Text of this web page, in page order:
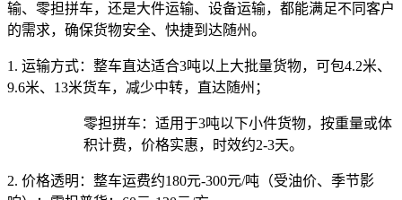
输、零担拼车，还是大件运输、设备运输，都能满足不同客户
的需求，确保货物安全、快捷到达随州。
1. 运输方式： 整车直达适合3吨以上大批量货物，可包4.2米、
9.6米、13米货车，减少中转，直达随州；
零担拼车：适用于3吨以下小件货物，按重量或体
积计费，价格实惠，时效约2-3天。
2. 价格透明： 整车运费约180元-300元/吨（受油价、季节影